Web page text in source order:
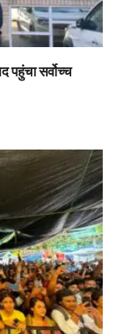
पहुंचा सर्वोच्च